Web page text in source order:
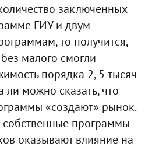
заключенных
ГИУ и двум
то получится,
малого смогли
порядка 2, 5 тысяч
ли можно сказать, что
«создают» рынок.
программы
оказывают влияние на